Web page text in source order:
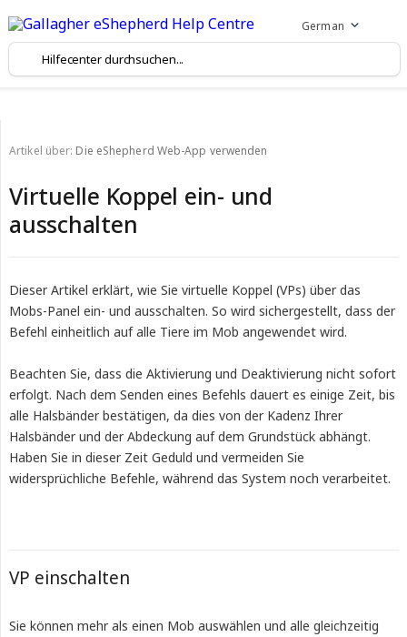
German
Artikel über: Die eShepherd Web-App verwenden
Virtuelle Koppel ein- und
ausschalten
Dieser Artikel erklärt, wie Sie virtuelle Koppel (VPs) über das
Mobs-Panel ein- und ausschalten. So wird sichergestellt, dass der
Befehl einheitlich auf alle Tiere im Mob angewendet wird.
Beachten Sie, dass die Aktivierung und Deaktivierung nicht sofort
erfolgt. Nach dem Senden eines Befehls dauert es einige Zeit, bis
alle Halsbänder bestätigen, da dies von der Kadenz Ihrer
Halsbänder und der Abdeckung auf dem Grundstück abhängt.
Haben Sie in dieser Zeit Geduld und vermeiden Sie
widersprüchliche Befehle, während das System noch verarbeitet.
VP einschalten
Sie können mehr als einen Mob auswählen und alle gleichzeitig